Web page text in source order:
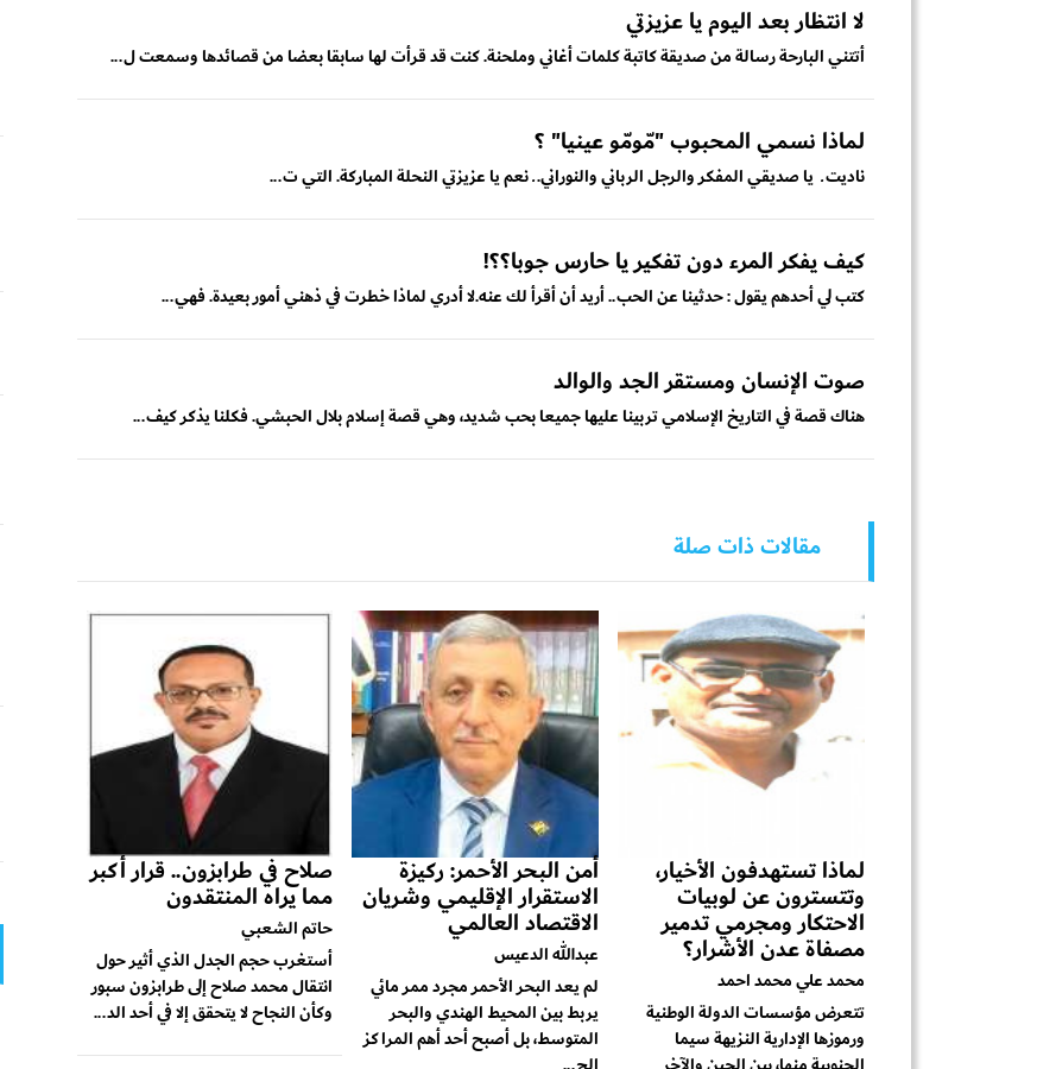
لا انتظار بعد اليوم يا عزيزتي
أتتني البارحة رسالة من صديقة كاتبة كلمات أغاني وملحنة. كنت قد قرأت لها سابقا بعضا من قصائدها وسمعت ل...
لماذا نسمي المحبوب "مّومّو عينيا" ؟
ناديت ـ يا صديقي المفكر والرجل الرباني والنوراني. ـ نعم يا عزيزتي النحلة المباركة. التي ت...
كيف يفكر المرء دون تفكير يا حارس جوبا؟؟!
كتب لي أحدهم يقول : حدثينا عن الحب.. أريد أن أقرأ لك عنه.لا أدري لماذا خطرت في ذهني أمور بعيدة. فهي...
صوت الإنسان ومستقر الجد والوالد
هناك قصة في التاريخ الإسلامي تربينا عليها جميعا بحب شديد، وهي قصة إسلام بلال الحبشي. فكلنا يذكر كيف...
مقالات ذات صلة
لماذا تستهدفون الأخيار،
وتتسترون عن لوبيات
الاحتكار ومجرمي تدمير
مصفاة عدن الأشرار؟
محمد علي محمد احمد
تتعرض مؤسسات الدولة الوطنية
ورموزها الإدارية النزيهة سيما
أمن البحر الأحمر: ركيزة
الاستقرار الإقليمي وشريان
الاقتصاد العالمي
عبدالله الدعيس
لم يعد البحر الأحمر مجرد ممر مائي
يربط بين المحيط الهندي والبحر
المتوسط، بل أصبح أحد أهم المراكز
صلاح في طرابزون.. قرار أكبر
مما يراه المنتقدون
حاتم الشعبي
أستغرب حجم الجدل الذي أثير حول
انتقال محمد صلاح إلى طرابزون سبور
وكأن النجاح لا يتحقق إلا في أحد الد...